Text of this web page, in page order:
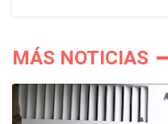
MÁS NOTICIAS